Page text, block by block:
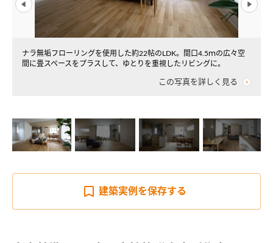
ナラ無垢フローリングを使用した約22帖のLDK。間口4.5ｍの広々空
間に畳スペースをプラスして、ゆとりを重視したリビングに。
この写真を詳しく見る
建築実例を保存する